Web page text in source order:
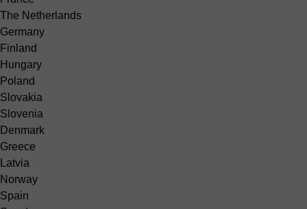
The Netherlands
Germany
Finland
Hungary
Poland
Slovakia
Slovenia
Denmark
Greece
Latvia
Norway
Spain